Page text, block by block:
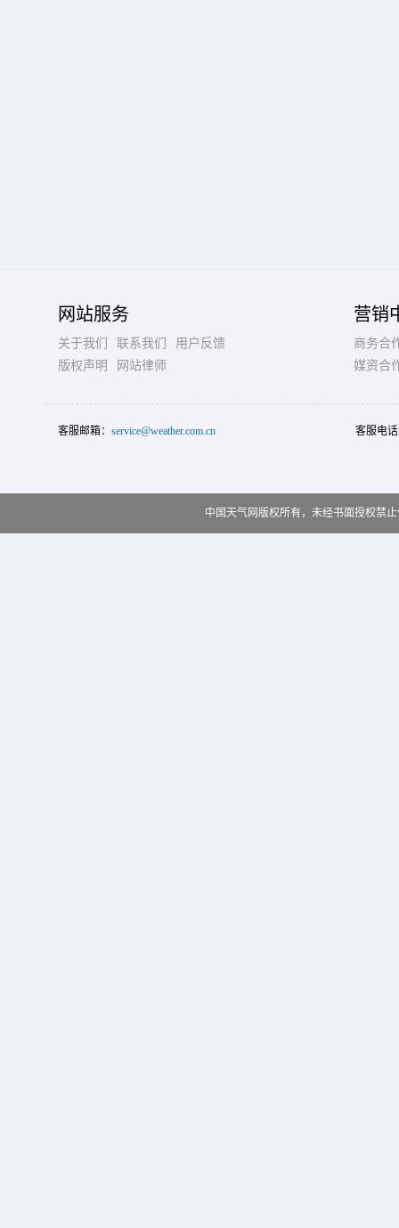
网站服务
关于我们 联系我们
用户反馈
版权声明
网站律师
营销
商务合
媒资合
客服邮箱： service@weather.com.cn 客服电
中国天气网版权所有，未经书面授权